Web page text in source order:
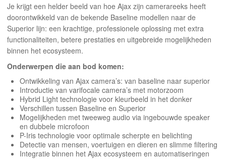
Je krijgt een helder beeld van hoe Ajax zijn camerareeks heeft
doorontwikkeld van de bekende Baseline modellen naar de
Superior lijn: een krachtige, professionele oplossing met extra
functionaliteiten, betere prestaties en uitgebreide mogelijkheden
binnen het ecosysteem.
Onderwerpen die aan bod komen:
Ontwikkeling van Ajax camera’s: van baseline naar superior
Introductie van varifocale camera’s met motorzoom
Hybrid Light technologie voor kleurbeeld in het donker
Verschillen tussen Baseline en Superior
Mogelijkheden met tweeweg audio via ingebouwde speaker
en dubbele microfoon
P-Iris technologie voor optimale scherpte en belichting
Detectie van mensen, voertuigen en dieren en slimme filtering
Integratie binnen het Ajax ecosysteem en automatiseringen